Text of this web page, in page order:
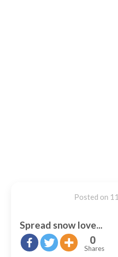
Posted on
Spread snow love...
0
Shares